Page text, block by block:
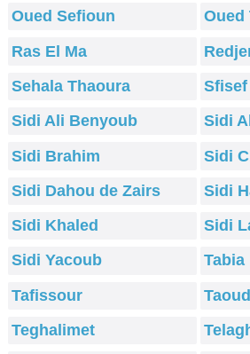
Oued Sefioun
Oued
Ras El Ma
Sehala Thaoura
Sfisef
Sidi Ali Benyoub
Sidi
Sidi Brahim
Sidi
Sidi Dahou de Zairs
Sidi
Sidi Khaled
Sidi
Sidi Yacoub
Tabia
Tafissour
Teghalimet